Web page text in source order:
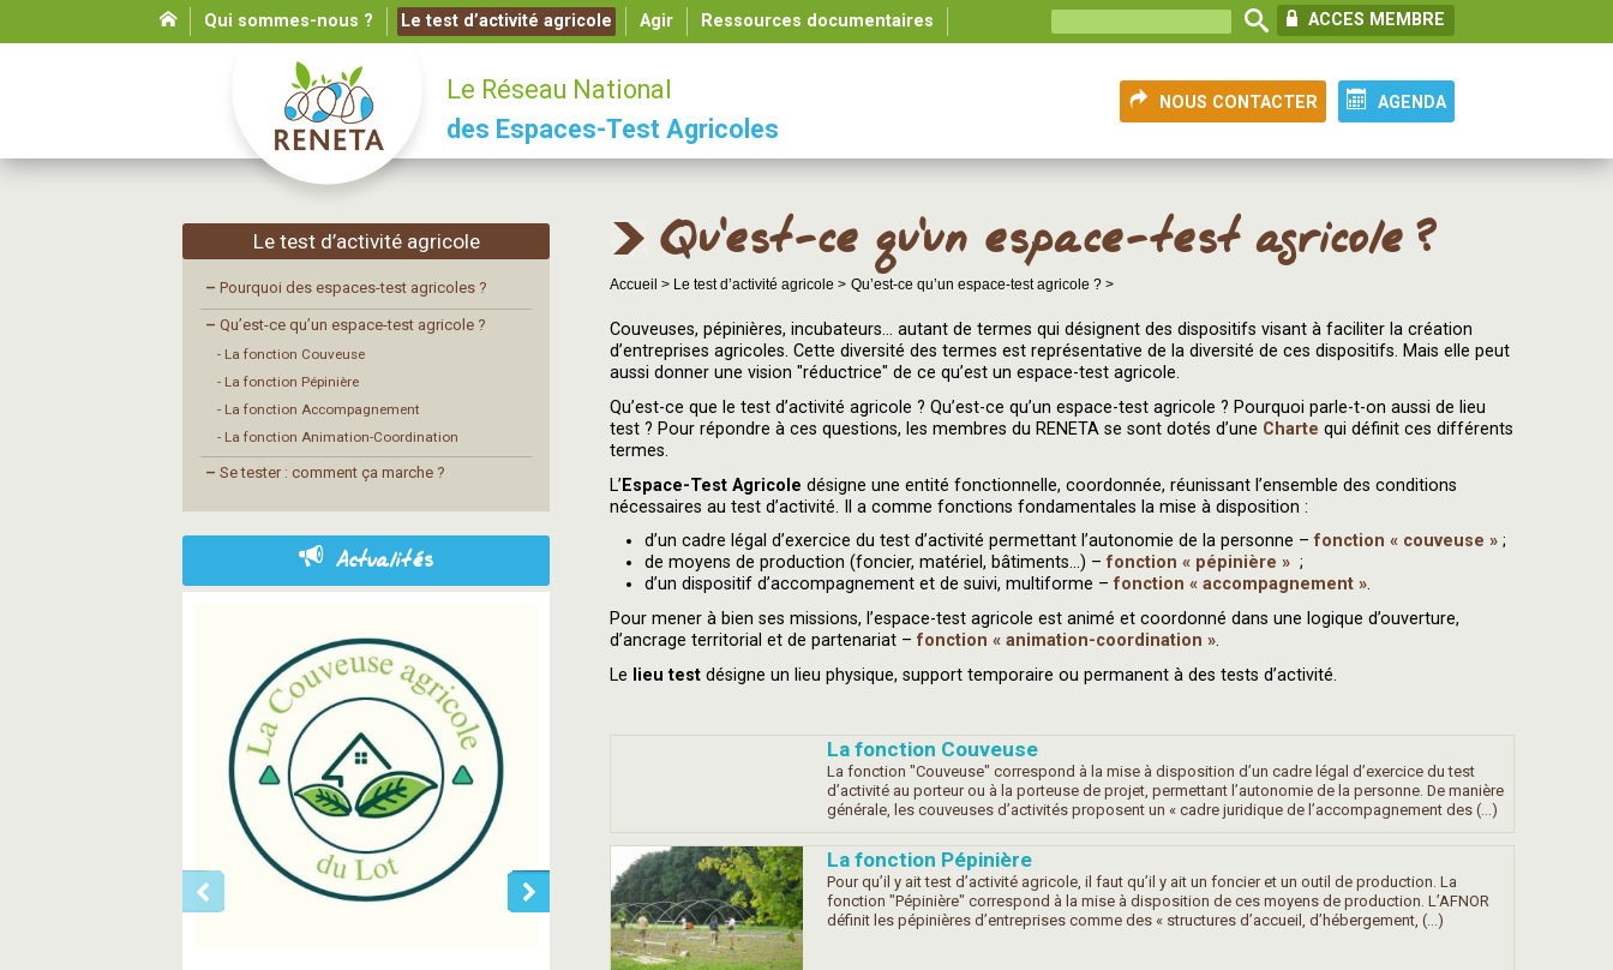
Qui sommes-nous ? Le test d’activité agricole Agir Ressources documentaires ACCES MEMBRE
AGENDA
NOUS CONTACTER
Le Réseau National
des Espaces-Test Agricoles
Qu’est-ce qu’un espace-test agricole ?
Accueil > Le test d’activité agricole > Qu’est-ce qu’un espace-test agricole ? >
Couveuses, pépinières, incubateurs... autant de termes qui désignent des dispositifs visant à faciliter la création
d’entreprises agricoles. Cette diversité des termes est représentative de la diversité de ces dispositifs. Mais elle peut
aussi donner une vision "réductrice" de ce qu’est un espace-test agricole.
Qu’est-ce que le test d’activité agricole ? Qu’est-ce qu’un espace-test agricole ? Pourquoi parle-t-on aussi de lieu
test ? Pour répondre à ces questions, les membres du RENETA se sont dotés d’une Charte qui définit ces différents
termes.
L’ Espace-Test Agricole désigne une entité fonctionnelle, coordonnée, réunissant l’ensemble des conditions
nécessaires au test d’activité. Il a comme fonctions fondamentales la mise à disposition :
d’un cadre légal d’exercice du test d’activité permettant l’autonomie de la personne –fonction « couveuse »;
de moyens de production (foncier, matériel, bâtiments...) –fonction « pépinière » ;
d’un dispositif d’accompagnement et de suivi, multiforme –fonction « accompagnement ».
Pour mener à bien ses missions, l’espace-test agricole est animé et coordonné dans une logique d’ouverture,
d’ancrage territorial et de partenariat –fonction « animation-coordination ».
Le lieu test désigne un lieu physique, support temporaire ou permanent à des tests d’activité.
La fonction Couveuse
La fonction "Couveuse" correspond à la mise à disposition d’un cadre légal d’exercice du test
d’activité au porteur ou à la porteuse de projet, permettant l’autonomie de la personne. De manière
générale, les couveuses d’activités proposent un « cadre juridique de l’accompagnement des (…)
La fonction Pépinière
Pour qu’il y ait test d’activité agricole, il faut qu’il y ait un foncier et un outil de production. La
fonction "Pépinière" correspond à la mise à disposition de ces moyens de production. L’AFNOR
définit les pépinières d’entreprises comme des « structures d’accueil, d’hébergement, (…)
Le test d’activité agricole
– Pourquoi des espaces-test agricoles ?
– Qu’est-ce qu’un espace-test agricole ?
- La fonction Couveuse
- La fonction Pépinière
- La fonction Accompagnement
- La fonction Animation-Coordination
– Se tester : comment ça marche ?
Actualités